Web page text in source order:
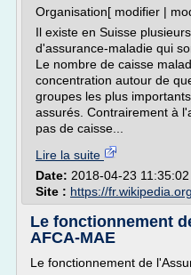
Organisation[ modifier |
Il existe en Suisse
d'assurance-maladie qui
Le nombre de caisse
concentration autour de
groupes les plus
assurés. Contrairement à
pas de caisse...
Lire la suite
Date: 2018-04-23 11:35:02
Site : https://fr.wikipedia.org
Le fonctionnement
AFCA-MAE
Le fonctionnement de